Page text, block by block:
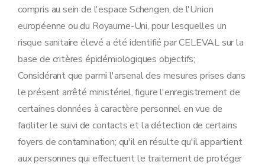
compris au sein de l'espace Schengen, de l'Union
européenne ou du Royaume-Uni, pour lesquelles un
risque sanitaire élevé a été identifié par CELEVAL sur la
base de critères épidémiologiques objectifs;
Considérant que parmi l'arsenal des mesures prises dans
le présent arrêté ministériel, figure l'enregistrement de
certaines données à caractère personnel en vue de
faciliter le suivi de contacts et la détection de certains
foyers de contamination; qu'il en résulte qu'il appartient
aux personnes qui effectuent le traitement de protéger